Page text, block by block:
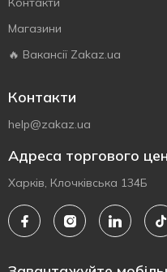
Магазини
🔥 Вакансії Zakaz.ua
Контакти
help@zakaz.ua
Адреса торгового
Харків, Клочківська 134Б